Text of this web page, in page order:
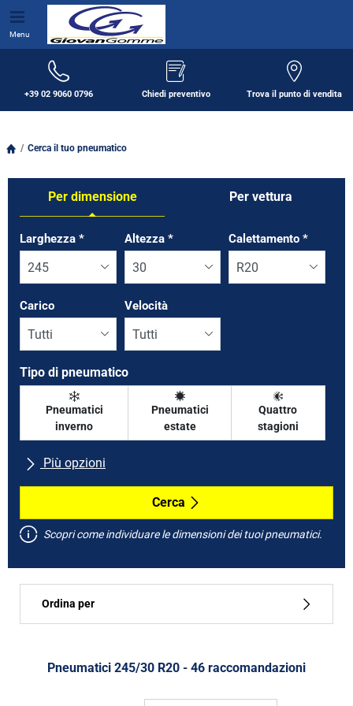
Menu
+39 02 9060 0796 Chiedi preventivo Trova il punto di vendita
Cerca il tuo pneumatico
Per dimensione Per vettura
Tab updated: Per dimensione
Larghezza * Altezza * Calettamento*
Carico Velocità
Tipo di pneumatico
Pneumatici
inverno
Pneumatici
estate
Quattro
stagioni
Più opzioni
Tutte le marche
Tipo di vettura
Run flat
Cerca
Scopri come individuare le dimensioni dei tuoi pneumatici.
Ordina per
Tipo di pneumatico
Pneumatici ‎245/30 R20 - 46 raccomandazioni